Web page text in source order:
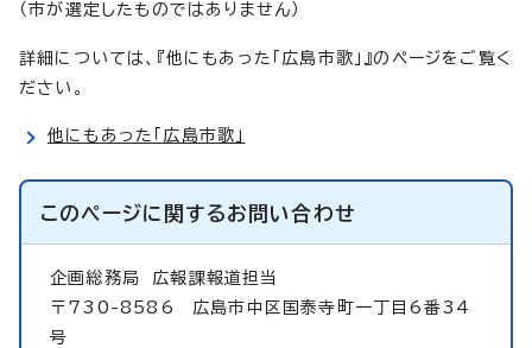
（市が選定したものではありません）
詳細については、『他にもあった「広島市歌」』のページをご覧く
ださい。
他にもあった「広島市歌」
このページに関するお問い合わせ
企画総務局 広報課報道担当
〒730-8586 広島市中区国泰寺町一丁目6番34
号